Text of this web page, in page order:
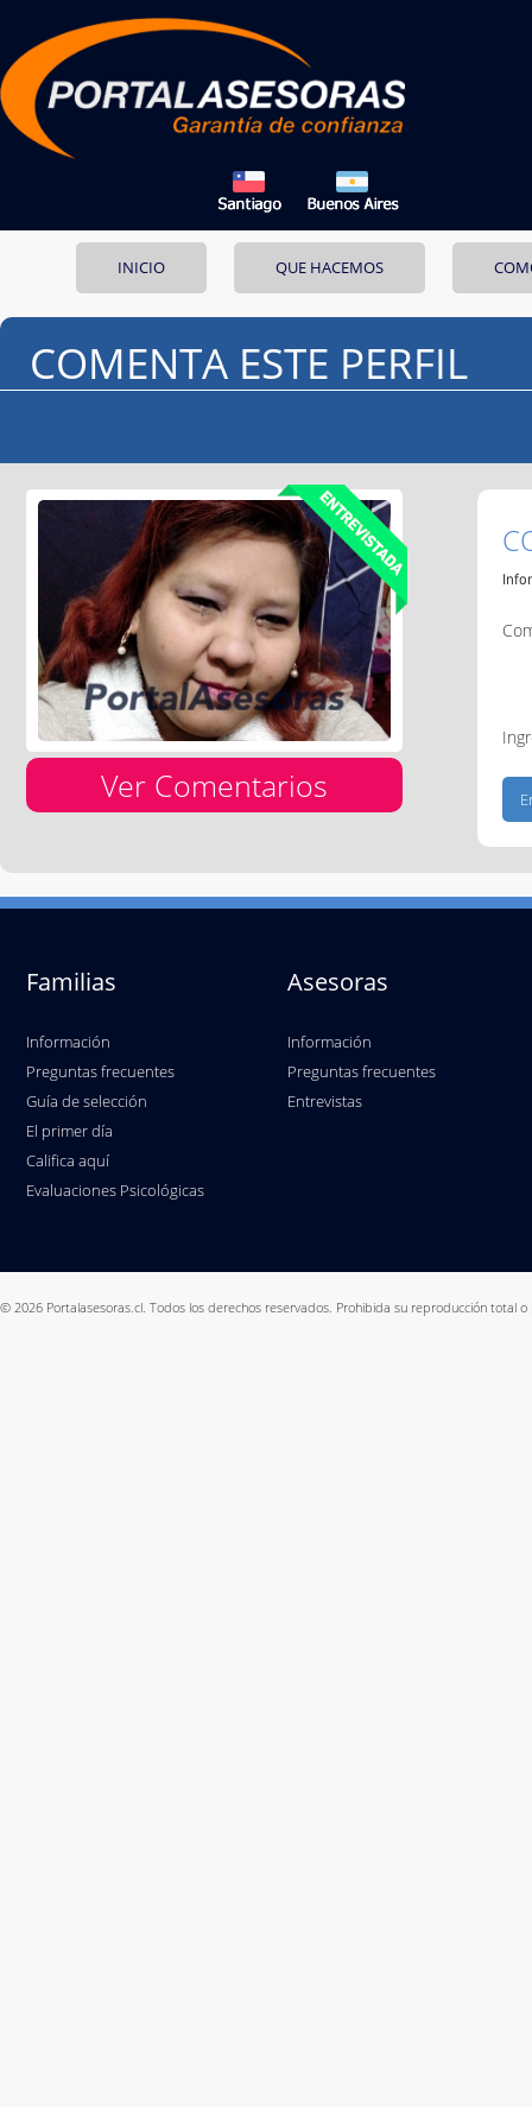
INICIO QUE HACEMOS
COMENTA ESTE PERFIL
Ver Comentarios
Familias
Información
Preguntas frecuentes
Guía de selección
El primer día
Califica aquí
Evaluaciones Psicológicas
Asesoras
Información
Preguntas frecuentes
Entrevistas
© 2026 Portalasesoras.cl. Todos los derechos reservados. Prohibida su reproducción total